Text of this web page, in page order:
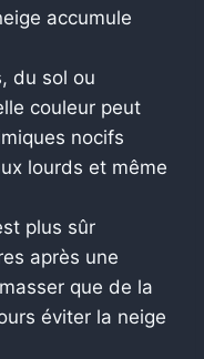
accumule
du sol ou
couleur peut
nocifs
lourds et même
plus sûr
après une
que de la
éviter la neige